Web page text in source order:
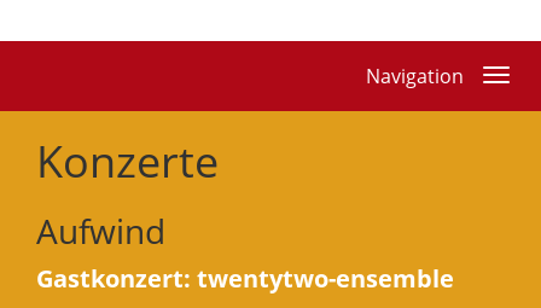
Toggle
Navigation
Konzerte
Aufwind
Gastkonzert: twentytwo-ensemble